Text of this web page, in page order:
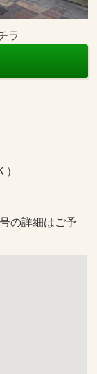
ラ
の詳細はご予